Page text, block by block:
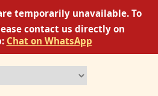
temporarily unavailable. To
contact us directly on
Chat on WhatsApp